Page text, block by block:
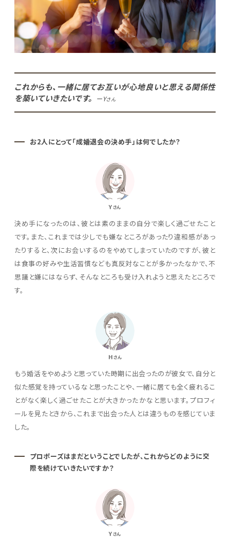
これからも、一緒に居てお互いが心地良いと思える関係性
を築いていきたいです。
ーYさん
お2人にとって「成婚退会の決め手」は何でしたか？
Yさん
決め手になったのは、彼とは素のままの自分で楽しく過ごせたこと
です。また、これまでは少しでも嫌なところがあったり違和感があっ
たりすると、次にお会いするのをやめてしまっていたのですが、彼と
は食事の好みや生活習慣なども真反対なことが多かったなかで、不
思議と嫌にはならず、そんなところも受け入れようと思えたところで
す。
Hさん
もう婚活をやめようと思っていた時期に出会ったのが彼女で、自分と
似た感覚を持っているなと思ったことや、一緒に居ても全く疲れるこ
とがなく楽しく過ごせたことが大きかったかなと思います。プロフィ
ールを見たときから、これまで出会った人とは違うものを感じていま
した。
プロポーズはまだということでしたが、これからどのように交
際を続けていきたいですか？
Yさん